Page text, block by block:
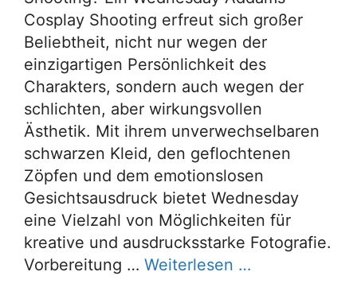
Cosplay Shooting erfreut sich großer
Beliebtheit, nicht nur wegen der
einzigartigen Persönlichkeit des
Charakters, sondern auch wegen der
schlichten, aber wirkungsvollen
Ästhetik. Mit ihrem unverwechselbaren
schwarzen Kleid, den geflochtenen
Zöpfen und dem emotionslosen
Gesichtsausdruck bietet Wednesday
eine Vielzahl von Möglichkeiten für
kreative und ausdrucksstarke Fotografie.
Vorbereitung … Weiterlesen …